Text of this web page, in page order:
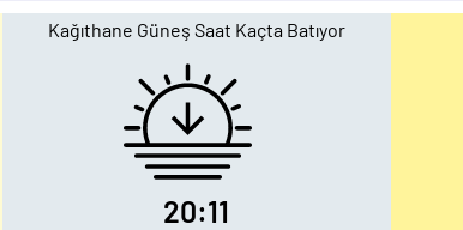
Kağıthane Güneş Saat Kaçta Batıyor
20:11